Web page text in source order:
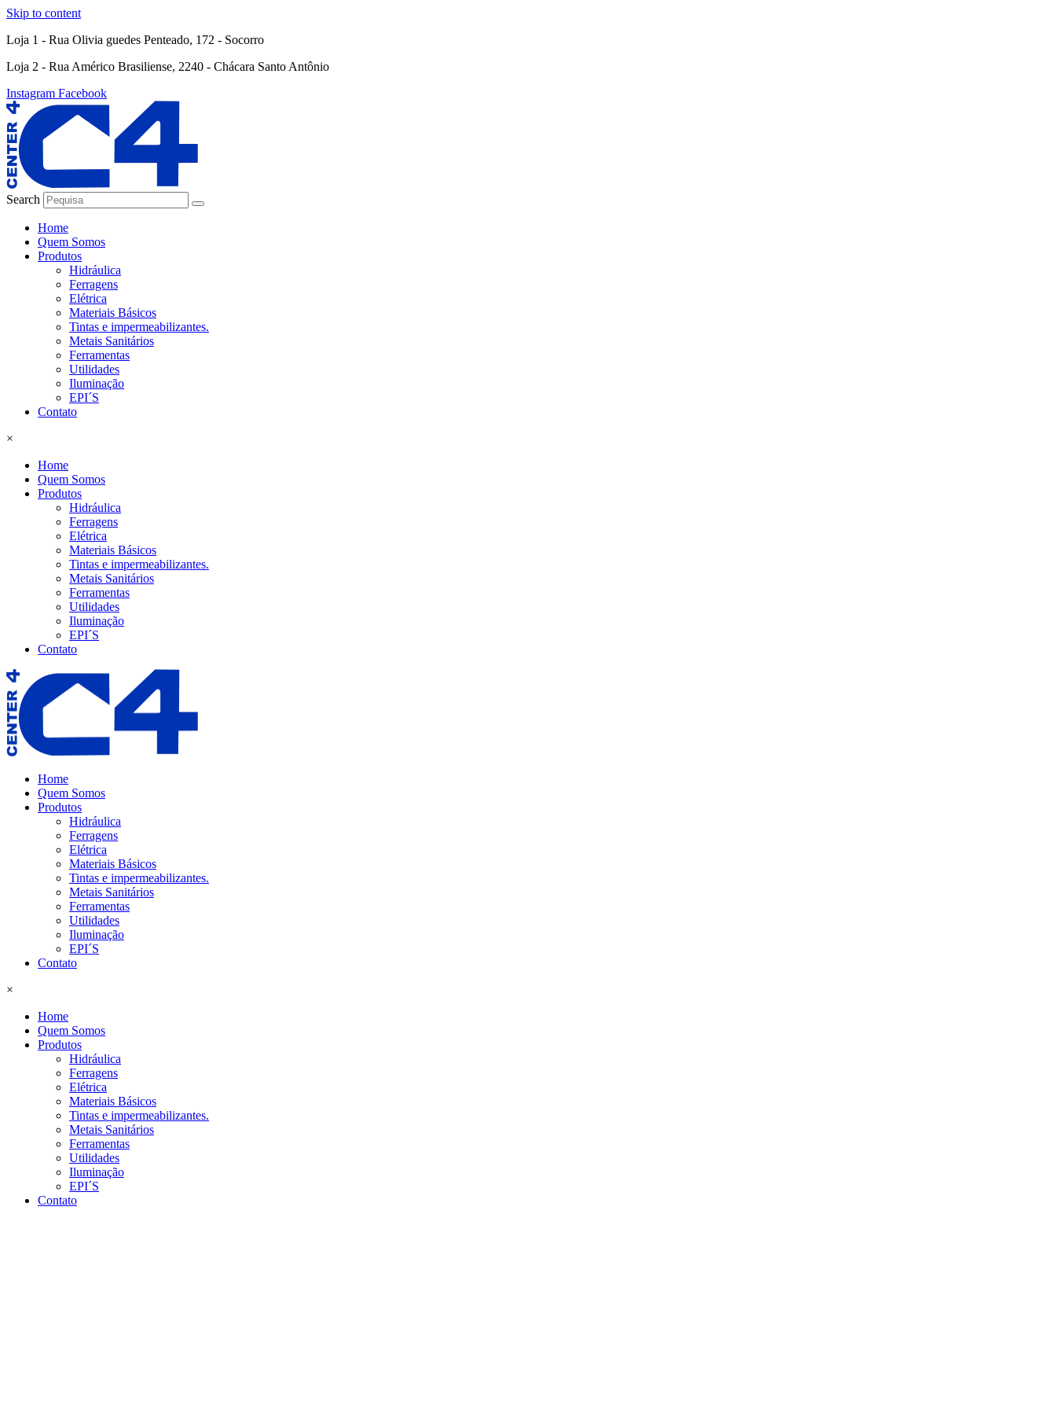
Skip to content
Loja 1 - Rua Olivia guedes Penteado, 172 - Socorro
Loja 2 - Rua Américo Brasiliense, 2240 - Chácara Santo Antônio
Instagram Facebook
Search
Home
Quem Somos
Produtos
Hidráulica
Ferragens
Elétrica
Materiais Básicos
Tintas e impermeabilizantes.
Metais Sanitários
Ferramentas
Utilidades
Iluminação
EPI´S
Contato
×
Home
Quem Somos
Produtos
Hidráulica
Ferragens
Elétrica
Materiais Básicos
Tintas e impermeabilizantes.
Metais Sanitários
Ferramentas
Utilidades
Iluminação
EPI´S
Contato
Home
Quem Somos
Produtos
Hidráulica
Ferragens
Elétrica
Materiais Básicos
Tintas e impermeabilizantes.
Metais Sanitários
Ferramentas
Utilidades
Iluminação
EPI´S
Contato
×
Home
Quem Somos
Produtos
Hidráulica
Ferragens
Elétrica
Materiais Básicos
Tintas e impermeabilizantes.
Metais Sanitários
Ferramentas
Utilidades
Iluminação
EPI´S
Contato